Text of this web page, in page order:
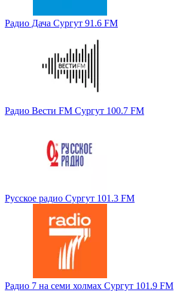
Радио Дача Сургут 91.6 FM
Радио Вести FM Сургут 100.7 FM
Русское радио Сургут 101.3 FM
Радио 7 на семи холмах Сургут 101.9 FM